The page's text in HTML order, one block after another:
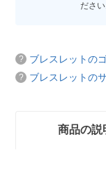
ださい
ブレスレットの
ブレスレットの
商品の説